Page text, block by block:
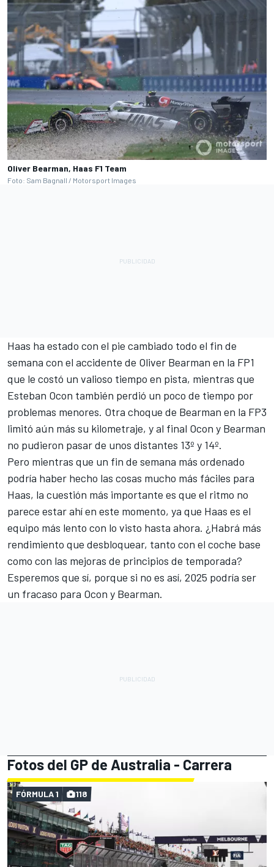
Oliver Bearman, Haas F1 Team
Foto: Sam Bagnall / Motorsport Images
Haas ha estado con el pie cambiado todo el fin de
semana con el accidente de Oliver Bearman en la FP1
que le costó un valioso tiempo en pista, mientras que
Esteban Ocon también perdió un poco de tiempo por
problemas menores. Otra choque de Bearman en la FP3
limitó aún más su kilometraje, y al final Ocon y Bearman
no pudieron pasar de unos distantes 13º y 14º.
Pero mientras que un fin de semana más ordenado
podría haber hecho las cosas mucho más fáciles para
Haas, la cuestión más importante es que el ritmo no
parece estar ahí en este momento, ya que Haas es el
equipo más lento con lo visto hasta ahora. ¿Habrá más
rendimiento que desbloquear, tanto con el coche base
como con las mejoras de principios de temporada?
Esperemos que sí, porque si no es así, 2025 podría ser
un fracaso para Ocon y Bearman.
Fotos del GP de Australia - Carrera
FÓRMULA 1 118